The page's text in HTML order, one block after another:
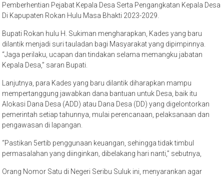
Pemberhentian Pejabat Kepala Desa Serta Pengangkatan Kepala Desa
Di Kapupaten Rokan Hulu Masa Bhakti 2023-2029.
Bupati Rokan hulu H. Sukiman mengharapkan, Kades yang baru
dilantik menjadi suri tauladan bagi Masyarakat yang dipimpinnya.
“Jaga perilaku, ucapan dan tindakan selama memangku jabatan
Kepala Desa,” saran Bupati.
Lanjutnya, para Kades yang baru dilantik diharapkan mampu
mempertanggung jawabkan‎ dana bantuan untuk Desa, baik itu
Alokasi Dana Desa (ADD) atau Dana Desa (DD) yang digelontorkan
pemerintah setiap tahunnya, mulai perencanaan, pelaksanaan dan
pengawasan di lapangan.
“Pastikan 5ertib penggunaan keuangan, sehingga tidak timbul
permasalahan yang diinginkan, dibelakang hari nanti,” sebutnya,
Orang Nomor Satu di Negeri Seribu Suluk ini, menyarankan agar